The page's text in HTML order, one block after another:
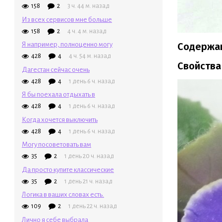
158 2 3 ч. 44 м. назад
Из всех сервисов мне больше
158 2 4 ч. 4 м. назад
Я например, полноценно могу
428 4 4 ч. 54 м. назад
Дагестан сейчас очень
428 4 1 день 6 ч. назад
Я бы поехала отдыхать в
428 4 1 день 6 ч. назад
Когда хочется выключить
428 4 1 день 6 ч. назад
Могу посоветовать вам
35 2 1 день 20 ч. назад
Да просто купите классические
35 2 1 день 21 ч. назад
Логика в ваших словах есть.
109 2 1 день 22 ч. назад
Лично я себе выбрала
Свойства